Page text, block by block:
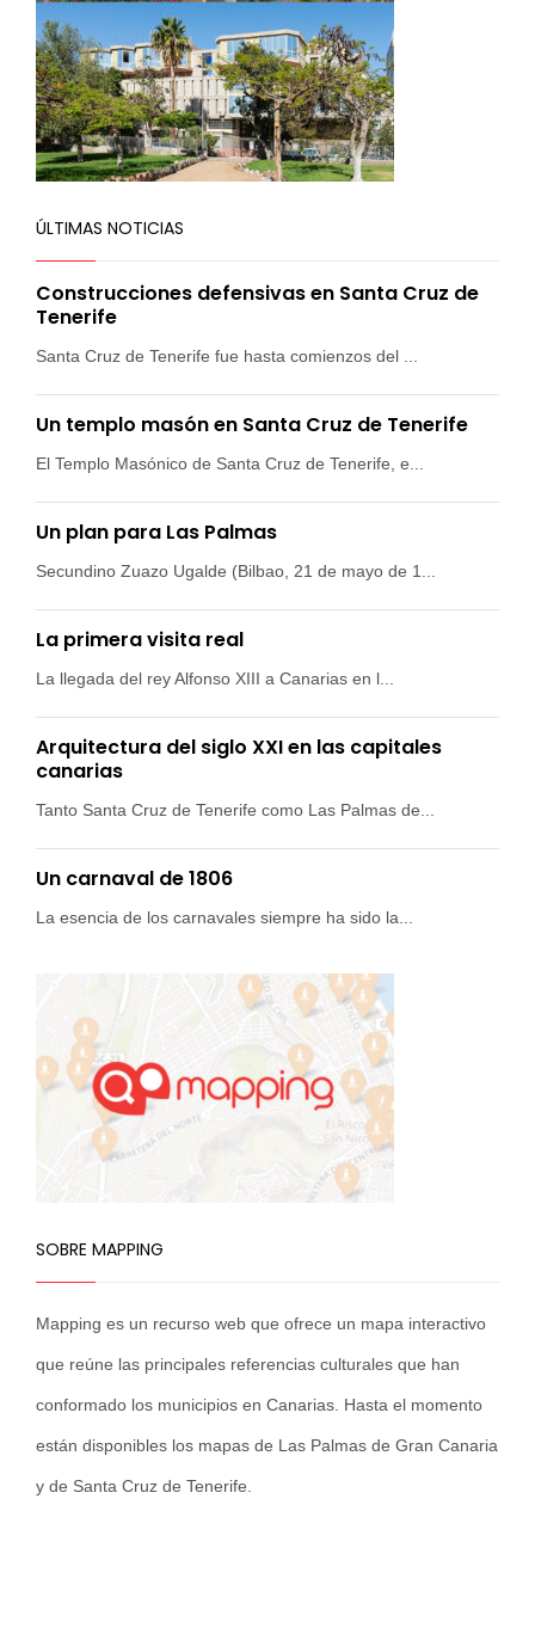
ÚLTIMAS NOTICIAS
Construcciones defensivas en Santa Cruz de
Tenerife
Santa Cruz de Tenerife fue hasta comienzos del ...
Un templo masón en Santa Cruz de Tenerife
El Templo Masónico de Santa Cruz de Tenerife, e...
Un plan para Las Palmas
Secundino Zuazo Ugalde (Bilbao, 21 de mayo de 1...
La primera visita real
La llegada del rey Alfonso XIII a Canarias en l...
Arquitectura del siglo XXI en las capitales
canarias
Tanto Santa Cruz de Tenerife como Las Palmas de...
Un carnaval de 1806
La esencia de los carnavales siempre ha sido la...
SOBRE MAPPING
Mapping es un recurso web que ofrece un mapa interactivo
que reúne las principales referencias culturales que han
conformado los municipios en Canarias. Hasta el momento
están disponibles los mapas de Las Palmas de Gran Canaria
y de Santa Cruz de Tenerife.